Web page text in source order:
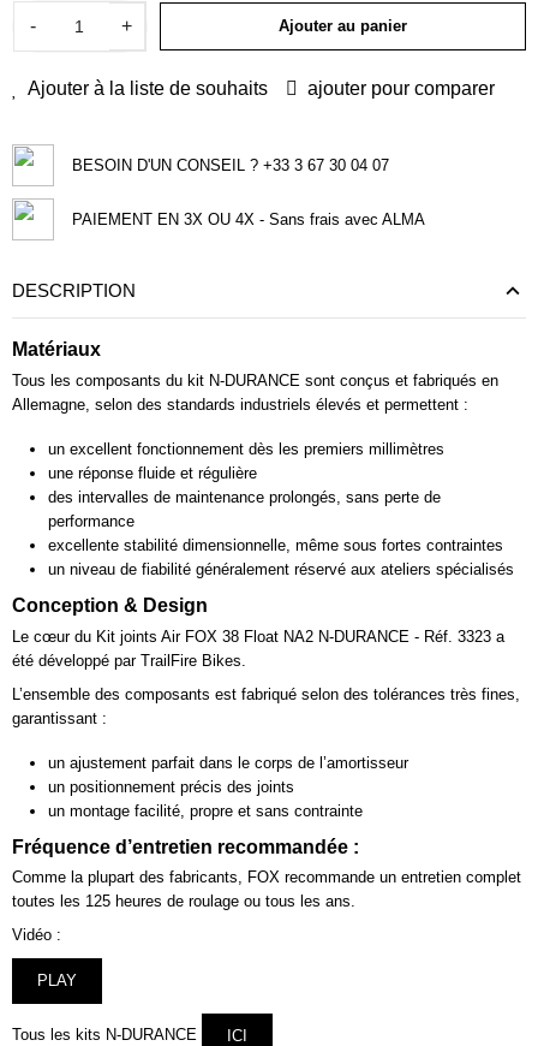
- + Ajouter au panier
Ajouter à la liste de souhaits ajouter pour comparer
BESOIN D'UN CONSEIL ? +33 3 67 30 04 07
PAIEMENT EN 3X OU 4X - Sans frais avec ALMA
DESCRIPTION
Matériaux
Tous les composants du kit N-DURANCE sont conçus et fabriqués en
Allemagne, selon des standards industriels élevés et permettent :
un excellent fonctionnement dès les premiers millimètres
une réponse fluide et régulière
des intervalles de maintenance prolongés, sans perte de
performance
excellente stabilité dimensionnelle, même sous fortes contraintes
un niveau de fiabilité généralement réservé aux ateliers spécialisés
Conception & Design
Le cœur du Kit joints Air FOX 38 Float NA2 N-DURANCE - Réf. 3323 a
été développé par TrailFire Bikes.
L’ensemble des composants est fabriqué selon des tolérances très fines,
garantissant :
un ajustement parfait dans le corps de l’amortisseur
un positionnement précis des joints
un montage facilité, propre et sans contrainte
Fréquence d’entretien recommandée :
Comme la plupart des fabricants, FOX recommande un entretien complet
toutes les 125 heures de roulage ou tous les ans.
Vidéo :
PLAY
Tous les kits N-DURANCE ICI